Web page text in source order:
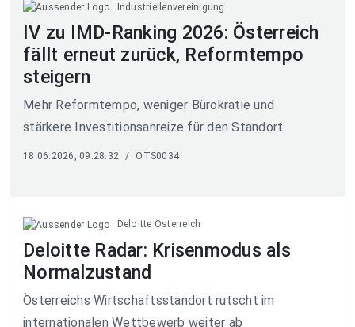
Industriellenvereinigung
IV zu IMD-Ranking 2026: Österreich
fällt erneut zurück, Reformtempo
steigern
Mehr Reformtempo, weniger Bürokratie und
stärkere Investitionsanreize für den Standort
18.06.2026, 09:28:32 / OTS0034
Deloitte Österreich
Deloitte Radar: Krisenmodus als
Normalzustand
Österreichs Wirtschaftsstandort rutscht im
internationalen Wettbewerb weiter ab